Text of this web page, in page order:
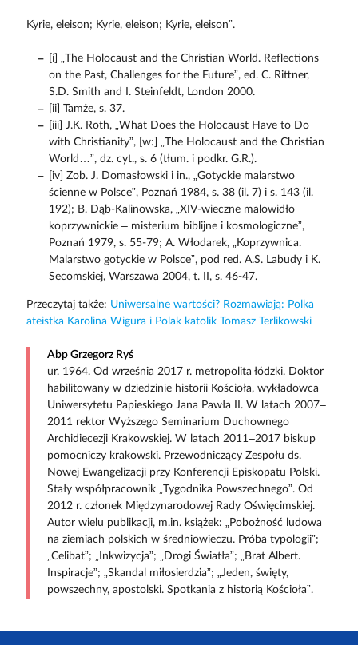
Kyrie, eleison; Kyrie, eleison; Kyrie, eleison”.
[i] „The Holocaust and the Christian World. Reflections
on the Past, Challenges for the Future”, ed. C. Rittner,
S.D. Smith and I. Steinfeldt, London 2000.
[ii] Tamże, s. 37.
[iii] J.K. Roth, „What Does the Holocaust Have to Do
with Christianity”, [w:] „The Holocaust and the Christian
World…”, dz. cyt., s. 6 (tłum. i podkr. G.R.).
[iv] Zob. J. Domasłowski i in., „Gotyckie malarstwo
ścienne w Polsce”, Poznań 1984, s. 38 (il. 7) i s. 143 (il.
192); B. Dąb-Kalinowska, „XIV-wieczne malowidło
koprzywnickie – misterium biblijne i kosmologiczne”,
Poznań 1979, s. 55-79; A. Włodarek, „Koprzywnica.
Malarstwo gotyckie w Polsce”, pod red. A.S. Labudy i K.
Secomskiej, Warszawa 2004, t. II, s. 46-47.
Przeczytaj także: Uniwersalne wartości? Rozmawiają: Polka
ateistka Karolina Wigura i Polak katolik Tomasz Terlikowski
Abp Grzegorz Ryś
ur. 1964. Od września 2017 r. metropolita łódzki. Doktor
habilitowany w dziedzinie historii Kościoła, wykładowca
Uniwersytetu Papieskiego Jana Pawła II. W latach 2007–
2011 rektor Wyższego Seminarium Duchownego
Archidiecezji Krakowskiej. W latach 2011–2017 biskup
pomocniczy krakowski. Przewodniczący Zespołu ds.
Nowej Ewangelizacji przy Konferencji Episkopatu Polski.
Stały współpracownik „Tygodnika Powszechnego”. Od
2012 r. członek Międzynarodowej Rady Oświęcimskiej.
Autor wielu publikacji, m.in. książek: „Pobożność ludowa
na ziemiach polskich w średniowieczu. Próba typologii”;
„Celibat”; „Inkwizycja”; „Drogi Światła”; „Brat Albert.
Inspiracje”; „Skandal miłosierdzia”; „Jeden, święty,
powszechny, apostolski. Spotkania z historią Kościoła”.